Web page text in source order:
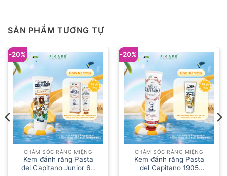
SẢN PHẨM TƯƠNG TỰ
-20%
CHĂM SÓC RĂNG MIỆNG
Kem đánh răng Pasta
del Capitano Junior 6+
-20%
CHĂM SÓC RĂNG MIỆNG
Kem đánh răng Pasta
del Capitano 1905